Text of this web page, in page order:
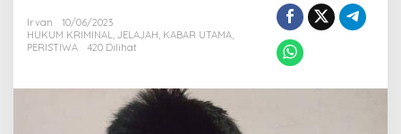
i
i
Irvan
10/06/2023
HUKUM KRIMINAL, JELAJAH, KABAR UTAMA,
PERISTIWA
420 Dilihat